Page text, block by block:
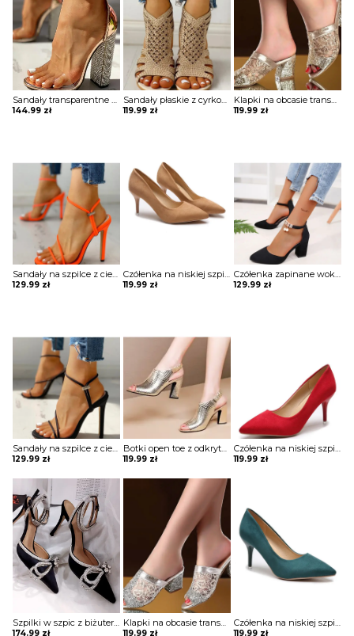
144.99 zł
Sandały płaskie z cyrkoniami
119.99 zł
Klapki na obcasie transparentne z brokatem
119.99 zł
129.99 zł 119.99 zł 129.99 zł
129.99 zł
Botki open toe z odkrytą piętą na słupku
119.99 zł 119.99 zł
174.99 zł
Klapki na obcasie transparentne z brokatem
119.99 zł 119.99 zł